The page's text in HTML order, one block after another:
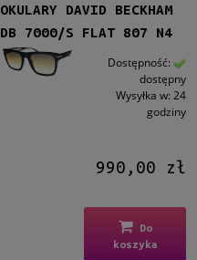
OKULARY DAVID BECKHAM
DB 7000/S FLAT 807 N4
Dostępność:
dostępny
Wysyłka w: 24
godziny
990,00 zł
Do
koszyka